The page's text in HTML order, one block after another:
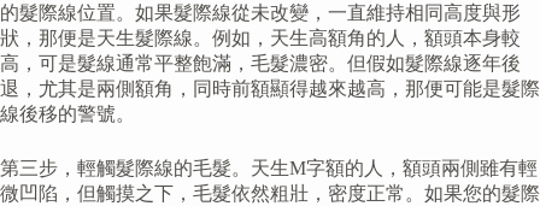
的髮際線位置。如果髮際線從未改變，一直維持相同高度與形
狀，那便是天生髮際線。例如，天生高額角的人，額頭本身較
高，可是髮線通常平整飽滿，毛髮濃密。但假如髮際線逐年後
退，尤其是兩側額角，同時前額顯得越來越高，那便可能是髮際
線後移的警號。
第三步，輕觸髮際線的毛髮。天生M字額的人，額頭兩側雖有輕
微凹陷，但觸摸之下，毛髮依然粗壯，密度正常。如果您的髮際